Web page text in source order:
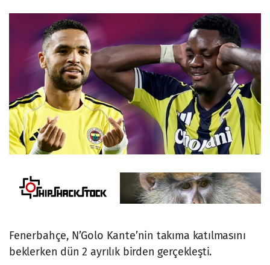
Fenerbahçe, N’Golo Kante’nin takıma katılmasını
beklerken dün 2 ayrılık birden gerçekleşti.